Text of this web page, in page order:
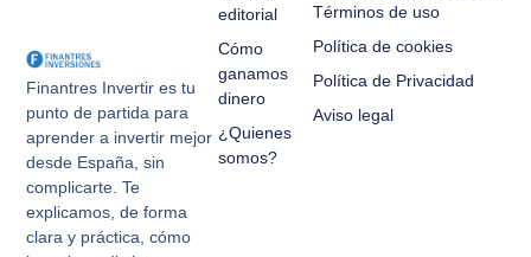
Finantres Invertir es tu
punto de partida para
aprender a invertir mejor
desde España, sin
complicarte. Te
explicamos, de forma
clara y práctica, cómo
editorial
Cómo
ganamos
dinero
¿Quienes
somos?
Términos de uso
Política de cookies
Política de Privacidad
Aviso legal